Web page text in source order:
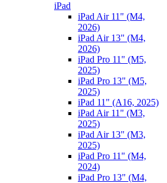
iPad
iPad Air 11" (M4,
2026)
iPad Air 13" (M4,
2026)
iPad Pro 11" (M5,
2025)
iPad Pro 13" (M5,
2025)
iPad 11" (A16, 2025)
iPad Air 11" (M3,
2025)
iPad Air 13" (M3,
2025)
iPad Pro 11" (M4,
2024)
iPad Pro 13" (M4,